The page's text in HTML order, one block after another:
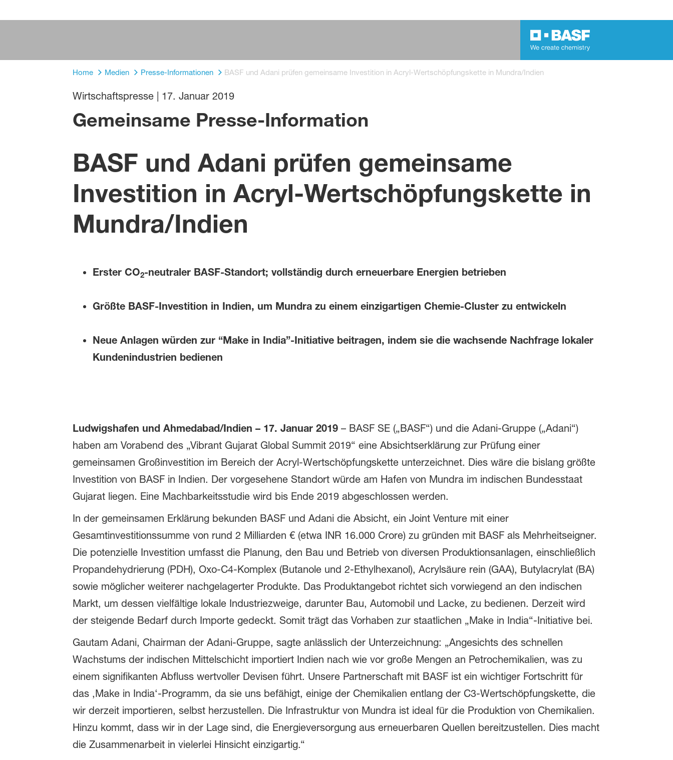
Home Medien Presse-Informationen BASF und Adani prüfen gemeinsame Investition in Acryl-Wertschöpfungskette in Mundra/Indien
Wirtschaftspresse| 17. Januar 2019
Gemeinsame Presse-Information
BASF und Adani prüfen gemeinsame
Investition in Acryl-Wertschöpfungskette in
Mundra/Indien
Erster CO2-neutraler BASF-Standort; vollständig durch erneuerbare Energien betrieben
Größte BASF-Investition in Indien, um Mundra zu einem einzigartigen Chemie-Cluster zu entwickeln
Neue Anlagen würden zur “Make in India”-Initiative beitragen, indem sie die wachsende Nachfrage lokaler
Kundenindustrien bedienen
Ludwigshafen und Ahmedabad/Indien – 17. Januar 2019– BASF SE („BASF“) und die Adani-Gruppe („Adani“)
haben am Vorabend des „Vibrant Gujarat Global Summit 2019“ eine Absichtserklärung zur Prüfung einer
gemeinsamen Großinvestition im Bereich der Acryl-Wertschöpfungskette unterzeichnet. Dies wäre die bislang größte
Investition von BASF in Indien. Der vorgesehene Standort würde am Hafen von Mundra im indischen Bundesstaat
Gujarat liegen. Eine Machbarkeitsstudie wird bis Ende 2019 abgeschlossen werden.
In der gemeinsamen Erklärung bekunden BASF und Adani die Absicht, ein Joint Venture mit einer
Gesamtinvestitionssumme von rund 2 Milliarden € (etwa INR 16.000 Crore) zu gründen mit BASF als Mehrheitseigner.
Die potenzielle Investition umfasst die Planung, den Bau und Betrieb von diversen Produktionsanlagen, einschließlich
Propandehydrierung (PDH), Oxo-C4-Komplex (Butanole und 2-Ethylhexanol), Acrylsäure rein (GAA), Butylacrylat (BA)
sowie möglicher weiterer nachgelagerter Produkte. Das Produktangebot richtet sich vorwiegend an den indischen
Markt, um dessen vielfältige lokale Industriezweige, darunter Bau, Automobil und Lacke, zu bedienen. Derzeit wird
der steigende Bedarf durch Importe gedeckt. Somit trägt das Vorhaben zur staatlichen „Make in India“-Initiative bei.
Gautam Adani, Chairman der Adani-Gruppe, sagte anlässlich der Unterzeichnung: „Angesichts des schnellen
Wachstums der indischen Mittelschicht importiert Indien nach wie vor große Mengen an Petrochemikalien, was zu
einem signifikanten Abfluss wertvoller Devisen führt. Unsere Partnerschaft mit BASF ist ein wichtiger Fortschritt für
das ‚Make in India‘-Programm, da sie uns befähigt, einige der Chemikalien entlang der C3-Wertschöpfungskette, die
wir derzeit importieren, selbst herzustellen. Die Infrastruktur von Mundra ist ideal für die Produktion von Chemikalien.
Hinzu kommt, dass wir in der Lage sind, die Energieversorgung aus erneuerbaren Quellen bereitzustellen. Dies macht
die Zusammenarbeit in vielerlei Hinsicht einzigartig.“